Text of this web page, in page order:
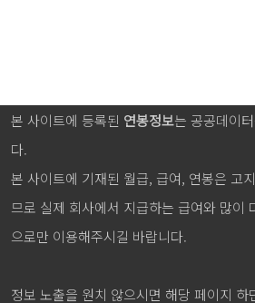
본 사이트에 등록된 연봉정보는 공공데이
다.
본 사이트에 기재된 월급, 급여, 연봉은 고
므로 실제 회사에서 지급하는 급여와 많이
으로만 이용해주시길 바랍니다.
정보 노출을 원치 않으시면 해당 페이지 하